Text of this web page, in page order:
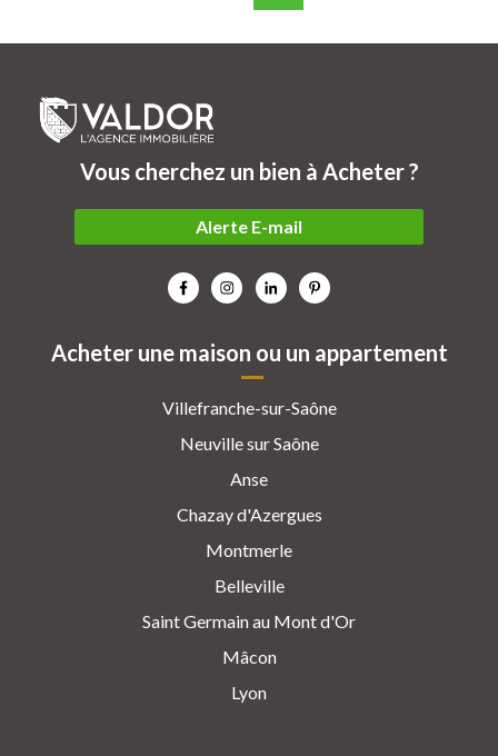
Acheter une maison ou un appartement
Villefranche-sur-Saône
Neuville sur Saône
Anse
Chazay d'Azergues
Montmerle
Belleville
Saint Germain au Mont d'Or
Mâcon
Lyon
Vous cherchez un bien à Acheter ?
Alerte E-mail